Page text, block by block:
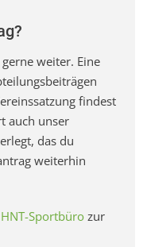
weiter. Eine
findest
auch unser
das du
weiterhin
HNT-Sportbüro zur